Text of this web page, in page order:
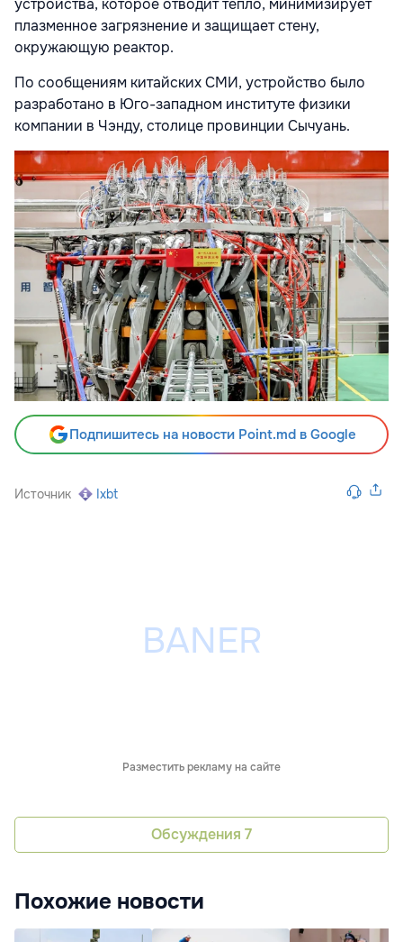
устройства, которое отводит тепло, минимизирует
плазменное загрязнение и защищает стену,
окружающую реактор.
По сообщениям китайских СМИ, устройство было
разработано в Юго-западном институте физики
компании в Чэнду, столице провинции Сычуань.
Подпишитесь на новости Point.md в Google
Источник Ixbt
Разместить рекламу на сайте
Обсуждения 7
Похожие новости